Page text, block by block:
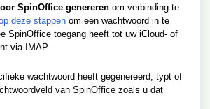
SpinOffice genereren om verbinding te
deze stappen om een wachtwoord in te
SpinOffice toegang heeft tot uw iCloud- of
via IMAP.
wachtwoord heeft gegenereerd, typt of
van SpinOffice zoals u dat